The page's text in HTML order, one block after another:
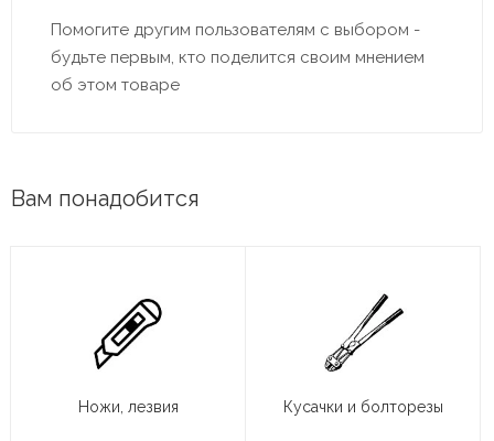
Помогите другим пользователям с выбором -
будьте первым, кто поделится своим мнением
об этом товаре
Вам понадобится
Ножи, лезвия Кусачки и болторезы